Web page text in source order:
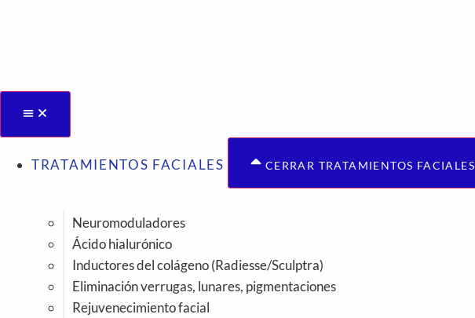
TRATAMIENTOS FACIALES CERRAR TRATAMIENTOS FACIALES
Neuromoduladores
Ácido hialurónico
Inductores del colágeno (Radiesse/Sculptra)
Eliminación verrugas, lunares, pigmentaciones
Rejuvenecimiento facial